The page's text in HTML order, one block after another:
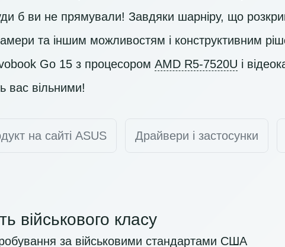
б ви не прямували! Завдяки шарніру, що
та іншим можливостям і конструктивним
Go 15 з процесором AMD R5-7520U і
вас вільними!
на сайті ASUS Драйвери і застосунки
військового класу
за військовими стандартами США